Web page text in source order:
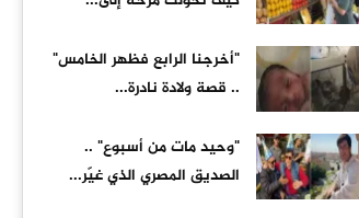
"أخرجنا الرابع فظهر الخامس"
.. قصة ولادة نادرة...
"وحيد مات من أسبوع" ..
الصديق المصري الذي غيّر...